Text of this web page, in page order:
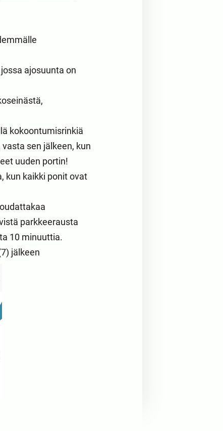
ajosuunta on
kokoontumisrinkiä
sen jälkeen, kun
uuden portin!
kun kaikki ponit ovat
parkkeerausta
10 minuuttia.
jälkeen